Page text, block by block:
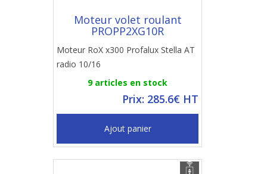
Moteur volet roulant
PROPP2XG10R
Moteur RoX x300 Profalux Stella AT
radio 10/16
9 articles en stock
Prix: 285.6€ HT
Ajout panier